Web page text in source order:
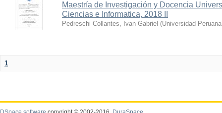
Maestría de Investigación y Docencia
Ciencias e Informatica, 2018 II
Pedreschi Collantes, Ivan Gabriel (Universidad
1